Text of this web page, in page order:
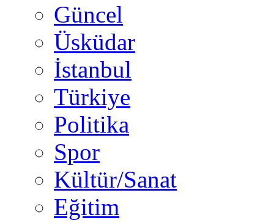
Güncel
Üsküdar
İstanbul
Türkiye
Politika
Spor
Kültür/Sanat
Eğitim